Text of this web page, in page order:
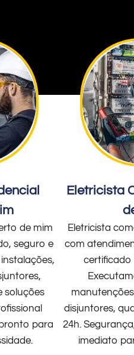
de mim
seguro e
soluções
para
Eletricista
Eletricista
com
certificado
disjuntores,
24h.
imediato